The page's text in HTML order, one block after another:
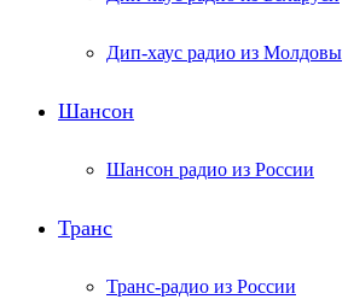
Дип-хаус радио из Молдовы
Шансон
Шансон радио из России
Транс
Транс-радио из России